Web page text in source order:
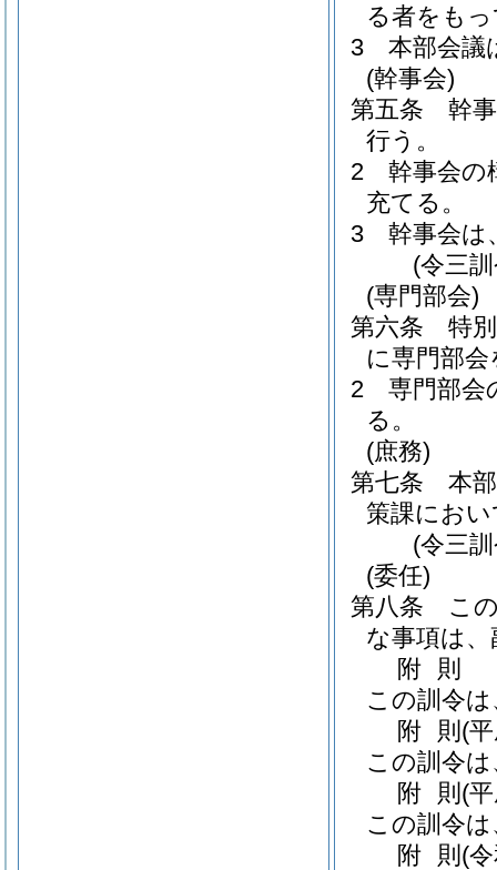
る者をも
3
本部会議
(幹事会)
第五条
幹
行う。
2
幹事会の
充てる。
3
幹事会は
(令三
(専門部会)
第六条
特
に専門部
2
専門部会
る。
(庶務)
第七条
本
策課にお
(令三
(委任)
第八条
こ
な事項は
附 則
この訓令
附 則 (
この訓令
附 則 (
この訓令
附 則 (